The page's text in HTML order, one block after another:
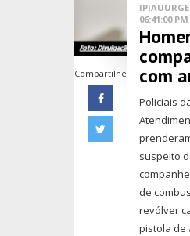
Compartilhe
06:41:00 PM
com
Policiais
suspeito
de
revólver
pistola de